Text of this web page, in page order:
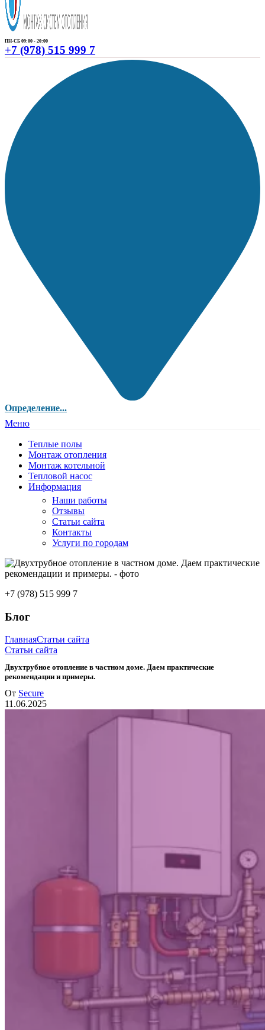
ПН-СБ 09:00 - 20:00
+7 (978) 515 999 7
Определение...
Меню
Теплые полы
Монтаж отопления
Монтаж котельной
Тепловой насос
Информация
Наши работы
Отзывы
Статьи сайта
Контакты
Услуги по городам
+7 (978) 515 999 7
Блог
ГлавнаяСтатьи сайта
Статьи сайта
Двухтрубное отопление в частном доме. Даем практические
рекомендации и примеры.
От Secure
11.06.2025